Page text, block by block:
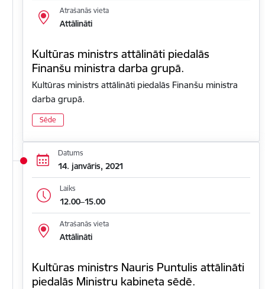
Atrašanās vieta
Attālināti
Kultūras ministrs attālināti piedalās
Finanšu ministra darba grupā.
Kultūras ministrs attālināti piedalās Finanšu ministra
darba grupā.
Sēde
Datums
14. janvāris, 2021
Laiks
12.00–15.00
Atrašanās vieta
Attālināti
Kultūras ministrs Nauris Puntulis attālināti
piedalās Ministru kabineta sēdē.